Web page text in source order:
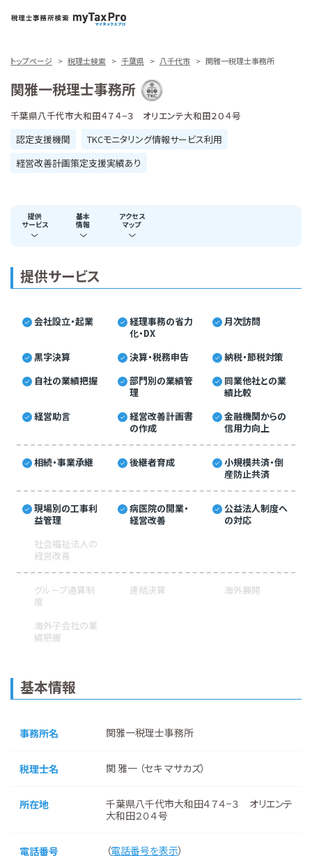
トップページ 税理士検索 千葉県 八千代市 関雅一税理士事務所
関雅一税理士事務所
千葉県八千代市大和田４７４−３ オリエンテ大和田２０４号
認定支援機関
TKCモニタリング情報サービス利用
経営改善計画策定支援実績あり
提供
サービス
基本
情報
アクセス
マップ
提供サービス
会社設立・起業
経理事務の省力
化・DX
月次訪問
黒字決算 決算・税務申告
納税・節税対策
自社の業績把握
部門別の業績管
理
同業他社との業
績比較
経営助言
経営改善計画書
の作成
金融機関からの
信用力向上
相続・事業承継 後継者育成
小規模共済・倒
産防止共済
現場別の工事利
益管理
病医院の開業・
経営改善
公益法人制度へ
の対応
社会福祉法人の
経営改善
グループ通算制
度
連結決算 海外展開
海外子会社の業
績把握
基本情報
事務所名 関雅一税理士事務所
税理士名 関 雅一 （セキ マサカズ）
所在地
千葉県八千代市大和田４７４−３ オリエンテ
大和田２０４号
電話番号 （電話番号を表示）